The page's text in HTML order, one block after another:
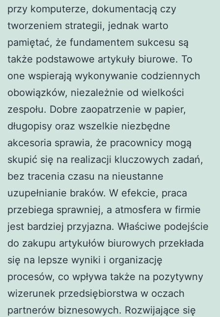
przy komputerze, dokumentacją czy
tworzeniem strategii, jednak warto
pamiętać, że fundamentem sukcesu są
także podstawowe artykuły biurowe. To
one wspierają wykonywanie codziennych
obowiązków, niezależnie od wielkości
zespołu. Dobre zaopatrzenie w papier,
długopisy oraz wszelkie niezbędne
akcesoria sprawia, że pracownicy mogą
skupić się na realizacji kluczowych zadań,
bez tracenia czasu na nieustanne
uzupełnianie braków. W efekcie, praca
przebiega sprawniej, a atmosfera w firmie
jest bardziej przyjazna. Właściwe podejście
do zakupu artykułów biurowych przekłada
się na lepsze wyniki i organizację
procesów, co wpływa także na pozytywny
wizerunek przedsiębiorstwa w oczach
partnerów biznesowych. Rozwijające się